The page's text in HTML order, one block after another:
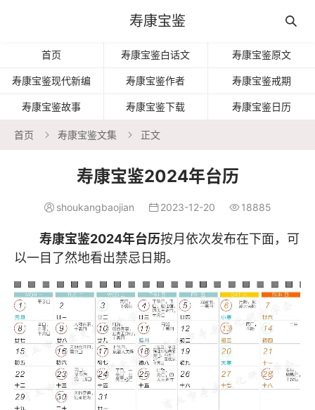
寿康宝鉴 
首页 寿康宝鉴白话文 寿康宝鉴原文
寿康宝鉴现代新编 寿康宝鉴作者 寿康宝鉴戒期
寿康宝鉴故事 寿康宝鉴下载 寿康宝鉴日历
首页  寿康宝鉴文集  正文
寿康宝鉴2024年台历
 shoukangbaojian  2023-12-20  18885
寿康宝鉴2024年台历按月依次发布在下面，可
以一目了然地看出禁忌日期。